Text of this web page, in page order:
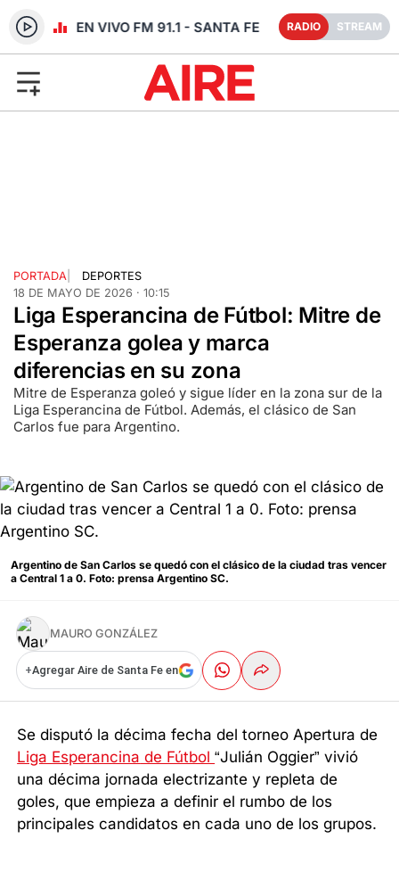
RADIO EN VIVO FM 91.1 - SANTA FE RADIO STREAM
PORTADA
DEPORTES
18 DE MAYO DE 2026 · 10:15
Liga Esperancina de Fútbol: Mitre de
Esperanza golea y marca
diferencias en su zona
Mitre de Esperanza goleó y sigue líder en la zona sur de la
Liga Esperancina de Fútbol. Además, el clásico de San
Carlos fue para Argentino.
Argentino de San Carlos se quedó con el clásico de la ciudad tras vencer
a Central 1 a 0. Foto: prensa Argentino SC.
MAURO GONZÁLEZ
+Agregar Aire de Santa Fe en
Se disputó la décima fecha del torneo Apertura de
Liga Esperancina de Fútbol“Julián Oggier” vivió
una décima jornada electrizante y repleta de
goles, que empieza a definir el rumbo de los
principales candidatos en cada uno de los grupos.